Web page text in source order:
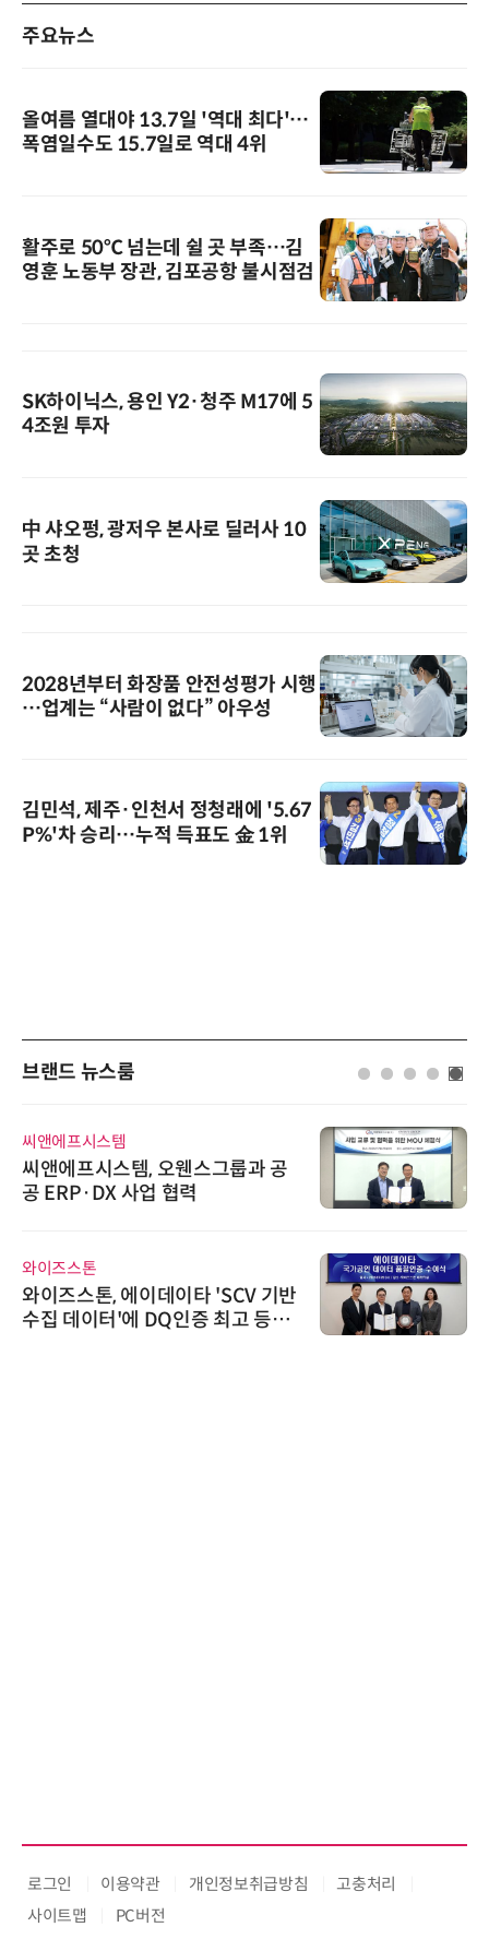
주요뉴스
올여름 열대야 13.7일 '역대 최다'…
폭염일수도 15.7일로 역대 4위
활주로 50℃ 넘는데 쉴 곳 부족…김
영훈 노동부 장관, 김포공항 불시점검
SK하이닉스, 용인 Y2·청주 M17에 5
4조원 투자
中 샤오펑, 광저우 본사로 딜러사 10
곳 초청
2028년부터 화장품 안전성평가 시행
…업계는 “사람이 없다” 아우성
김민석, 제주·인천서 정청래에 '5.67
P%'차 승리…누적 득표도 金 1위
브랜드 뉴스룸
씨앤에프시스템
씨앤에프시스템, 오웬스그룹과 공
공 ERP·DX 사업 협력
와이즈스톤
와이즈스톤, 에이데이타 'SCV 기반
수집 데이터'에 DQ인증 최고 등급
로그인 이용약관 개인정보취급방침
고충처리
사이트맵
PC버전